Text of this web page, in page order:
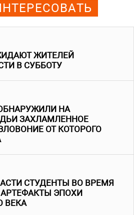
ЖИТЕЛЕЙ
В СУББОТУ
НА
ЗАХЛАМЛЕННОЕ
ОТ КОТОРОГО
СТУДЕНТЫ ВО ВРЕМЯ
ЭПОХИ
ВЕКА